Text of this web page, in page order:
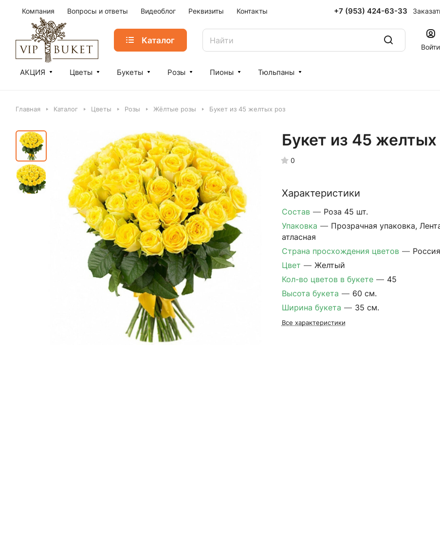
Компания Вопросы и ответы Видеоблог Реквизиты Контакты +7 (953) 424-63-33
Каталог
Войти
АКЦИЯ Цветы Букеты Розы Пионы Тюльпаны
Главная Каталог Цветы Розы Жёлтые розы Букет из 45 желтых роз
Букет из 45 желтых
0
Характеристики
Состав — Роза 45 шт.
Упаковка — Прозрачная упаковка,
атласная
Страна просхождения цветов — Россия
Цвет — Желтый
Кол-во цветов в букете — 45
Высота букета — 60 см.
Ширина букета — 35 см.
Все характеристики